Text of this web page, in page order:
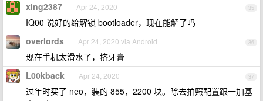
35
xing2387 Apr 24, 2020
IQ00 说好的给解锁 bootloader，现在能解了吗
36
overlords Apr 24, 2020 via Android
现在手机太滑水了，挤牙膏
37
L00kback Apr 24, 2020
过年时买了 neo，装的 855，2200 块。除去拍照配置跟一加基